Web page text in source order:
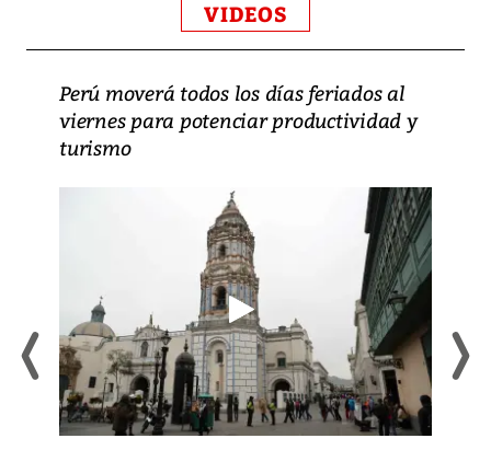
VIDEOS
Perú moverá todos los días feriados al
viernes para potenciar productividad y
turismo